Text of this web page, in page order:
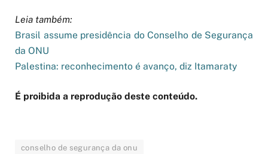
Leia também:
Brasil assume presidência do Conselho de Segurança
da ONU
Palestina: reconhecimento é avanço, diz Itamaraty
É proibida a reprodução deste conteúdo.
conselho de segurança da onu